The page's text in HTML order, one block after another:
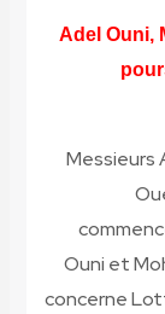
Adel Ouni,
Messieurs
Ouni et
concerne